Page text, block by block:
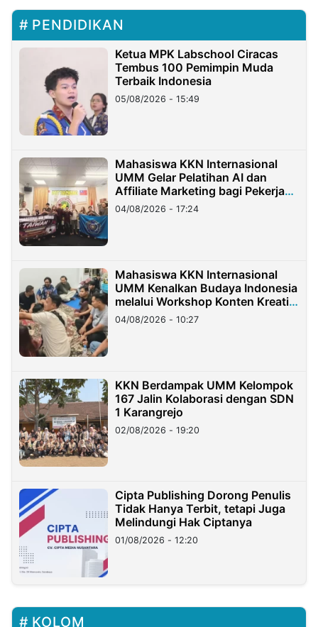
PENDIDIKAN
Ketua MPK Labschool Ciracas
Tembus 100 Pemimpin Muda
Terbaik Indonesia
05/08/2026 - 15:49
Mahasiswa KKN Internasional
UMM Gelar Pelatihan AI dan
Affiliate Marketing bagi Pekerja
Migran Indonesia di Taiwan
04/08/2026 - 17:24
Mahasiswa KKN Internasional
UMM Kenalkan Budaya Indonesia
melalui Workshop Konten Kreatif
di Taiwan
04/08/2026 - 10:27
KKN Berdampak UMM Kelompok
167 Jalin Kolaborasi dengan SDN
1 Karangrejo
02/08/2026 - 19:20
Cipta Publishing Dorong Penulis
Tidak Hanya Terbit, tetapi Juga
Melindungi Hak Ciptanya
01/08/2026 - 12:20
KOLOM